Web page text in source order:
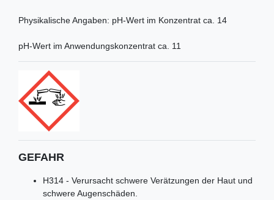
Physikalische Angaben: pH-Wert im Konzentrat ca. 14
pH-Wert im Anwendungskonzentrat ca. 11
GEFAHR
H314 - Verursacht schwere Verätzungen der Haut und
schwere Augenschäden.